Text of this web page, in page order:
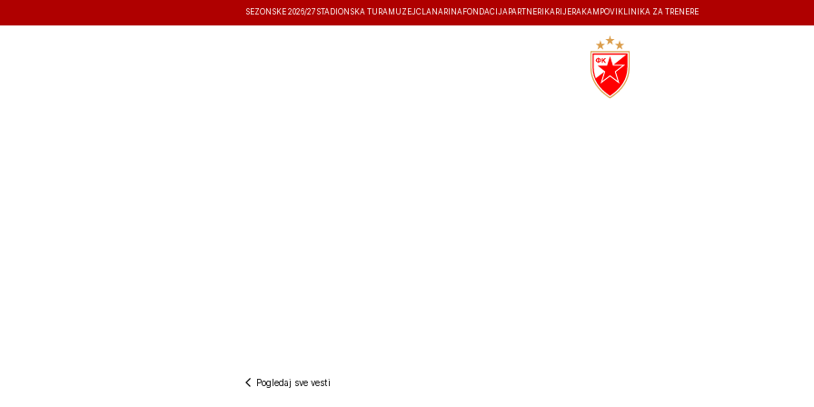
SEZONSKE 2026/27 STADIONSKA TURA MUZEJČLANARINA FONDACIJA PARTNERI KARIJERA KAMPOVI KLINIKA ZA TRENERE
Pogledaj sve vesti